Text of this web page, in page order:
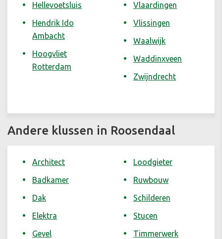
Hellevoetsluis
Hendrik Ido
Ambacht
Hoogvliet
Rotterdam
Vlaardingen
Vlissingen
Waalwijk
Waddinxveen
Zwijndrecht
Andere klussen in Roosendaal
Architect
Badkamer
Dak
Elektra
Gevel
Loodgieter
Ruwbouw
Schilderen
Stucen
Timmerwerk